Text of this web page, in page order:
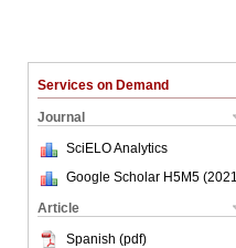
Services on Demand
Journal
SciELO Analytics
Google Scholar H5M5 (2021
Article
Spanish (pdf)